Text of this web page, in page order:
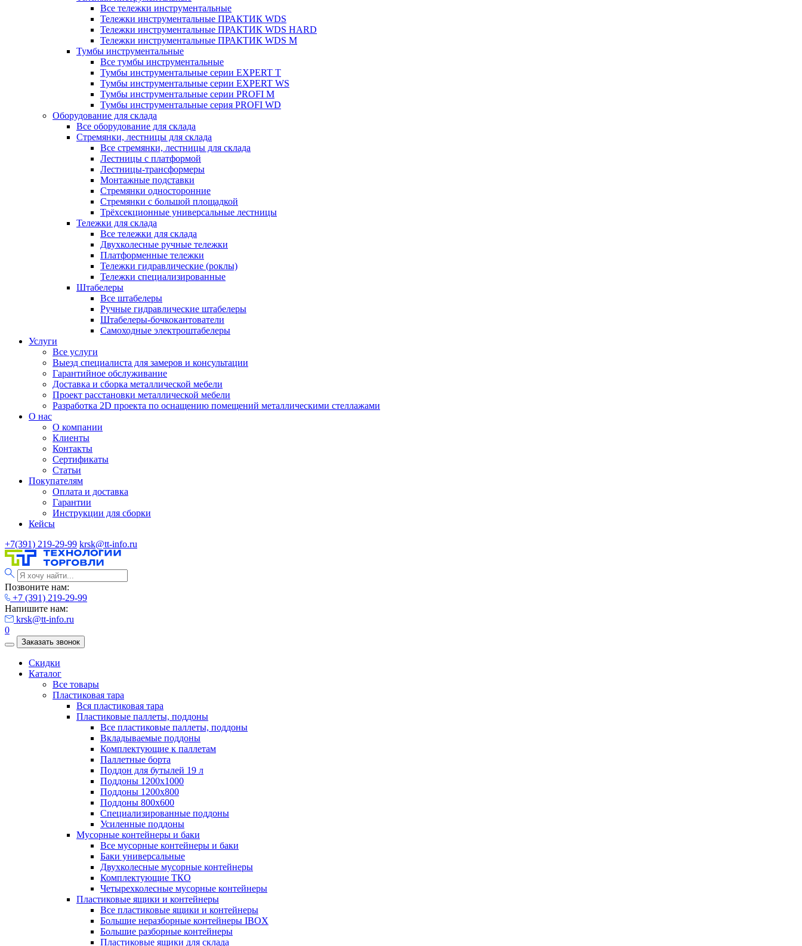
Все тележки инструментальные
Тележки инструментальные ПРАКТИК WDS
Тележки инструментальные ПРАКТИК WDS HARD
Тележки инструментальные ПРАКТИК WDS M
Тумбы инструментальные
Все тумбы инструментальные
Тумбы инструментальные серии EXPERT T
Тумбы инструментальные серии EXPERT WS
Тумбы инструментальные серии PROFI M
Тумбы инструментальные серия PROFI WD
Оборудование для склада
Все оборудование для склада
Стремянки, лестницы для склада
Все стремянки, лестницы для склада
Лестницы с платформой
Лестницы-трансформеры
Монтажные подставки
Стремянки односторонние
Стремянки с большой площадкой
Трёхсекционные универсальные лестницы
Тележки для склада
Все тележки для склада
Двухколесные ручные тележки
Платформенные тележки
Тележки гидравлические (роклы)
Тележки специализированные
Штабелеры
Все штабелеры
Ручные гидравлические штабелеры
Штабелеры-бочкокантователи
Самоходные электроштабелеры
Услуги
Все услуги
Выезд специалиста для замеров и консультации
Гарантийное обслуживание
Доставка и сборка металлической мебели
Проект расстановки металлической мебели
Разработка 2D проекта по оснащению помещений металлическими стеллажами
О нас
О компании
Клиенты
Контакты
Сертификаты
Статьи
Покупателям
Оплата и доставка
Гарантии
Инструкции для сборки
Кейсы
+7(391) 219-29-99 krsk@tt-info.ru
Позвоните нам:
+7 (391) 219-29-99
Напишите нам:
krsk@tt-info.ru
0
Заказать звонок
Скидки
Каталог
Все товары
Пластиковая тара
Вся пластиковая тара
Пластиковые паллеты, поддоны
Все пластиковые паллеты, поддоны
Вкладываемые поддоны
Комплектующие к паллетам
Паллетные борта
Поддон для бутылей 19 л
Поддоны 1200х1000
Поддоны 1200х800
Поддоны 800х600
Специализированные поддоны
Усиленные поддоны
Мусорные контейнеры и баки
Все мусорные контейнеры и баки
Баки универсальные
Двухколесные мусорные контейнеры
Комплектующие ТКО
Четырехколесные мусорные контейнеры
Пластиковые ящики и контейнеры
Все пластиковые ящики и контейнеры
Большие неразборные контейнеры IBOX
Большие разборные контейнеры
Пластиковые ящики для склада